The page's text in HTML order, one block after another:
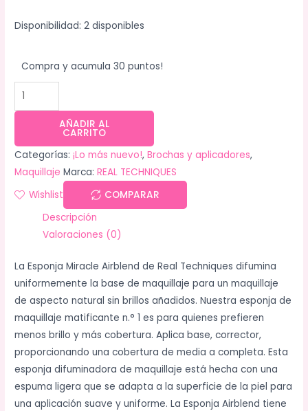
Disponibilidad: 2 disponibles
Compra y acumula 30 puntos!
AÑADIR AL
CARRITO
Categorías:¡Lo más nuevo!,Brochas y aplicadores,
Maquillaje Marca:REAL TECHNIQUES
Wishlist
COMPARAR
Descripción
Valoraciones (0)
La Esponja Miracle Airblend de Real Techniques difumina
uniformemente la base de maquillaje para un maquillaje
de aspecto natural sin brillos añadidos. Nuestra esponja de
maquillaje matificante n.° 1 es para quienes prefieren
menos brillo y más cobertura. Aplica base, corrector,
proporcionando una cobertura de media a completa. Esta
esponja difuminadora de maquillaje está hecha con una
espuma ligera que se adapta a la superficie de la piel para
una aplicación suave y uniforme. La Esponja Airblend tiene